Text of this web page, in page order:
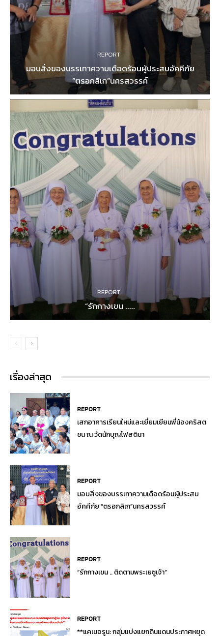
REPORT
มอบสิ่งของบรรเทาความเดือดร้อนผู้ประสบอัคคีภัย
“ตรอกลิเก”นครสวรรค์
REPORT
“รักกางเขน .....
เรื่องล่าสุด
REPORT
เสกอาคารเรียนใหม่และเยี่ยมเยียนพี่น้องคริสต
ชน ณ วัดนักบุญโฟสตินา
REPORT
มอบสิ่งของบรรเทาความเดือดร้อนผู้ประสบ
อัคคีภัย “ตรอกลิเก”นครสวรรค์
REPORT
“รักกางเขน .. ติดตามพระเยซูเจ้า”
REPORT
**แคเมอรูน: กลุ่มแบ่งแยกดินแดนประกาศหยุด